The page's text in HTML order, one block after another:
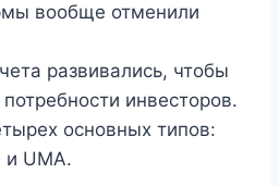
вообще отменили
развивались, чтобы
инвесторов.
основных типов:
и UMA.